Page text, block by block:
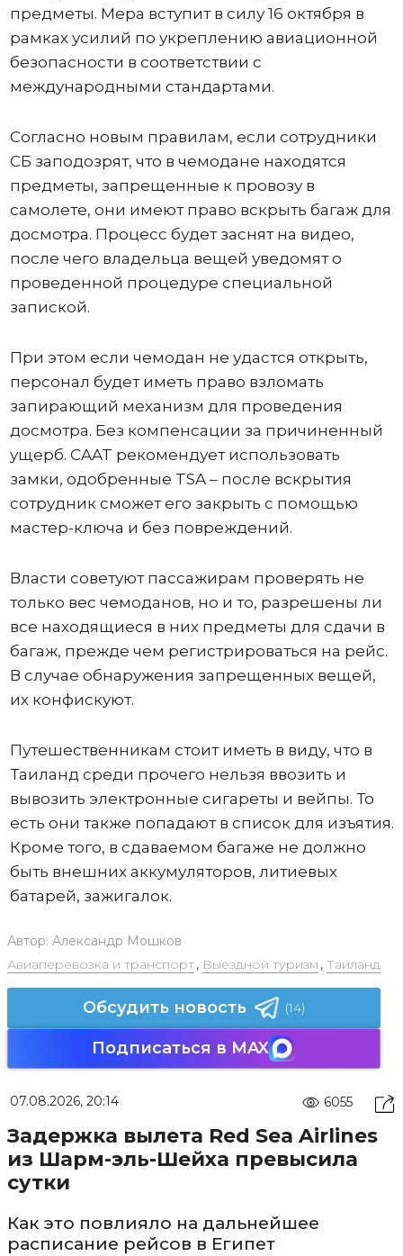
предметы. Мера вступит в силу 16 октября в
рамках усилий по укреплению авиационной
безопасности в соответствии с
международными стандартами.
Согласно новым правилам, если сотрудники
СБ заподозрят, что в чемодане ​​находятся
предметы, запрещенные к провозу в
самолете, они имеют право вскрыть багаж для
досмотра. Процесс будет заснят на видео,
после чего владельца вещей уведомят о
проведенной процедуре специальной
запиской.
При этом если чемодан не удастся открыть,
персонал будет иметь право взломать
запирающий механизм для проведения
досмотра. Без компенсации за причиненный
ущерб. CAAT рекомендует использовать
замки, одобренные TSA – после вскрытия
сотрудник сможет его закрыть с помощью
мастер-ключа и без повреждений.
Власти советуют пассажирам проверять не
только вес чемоданов, но и то, разрешены ли
все находящиеся в них предметы для сдачи в
багаж, прежде чем регистрироваться на рейс.
В случае обнаружения запрещенных вещей,
их конфискуют.
Путешественникам стоит иметь в виду, что в
Таиланд среди прочего нельзя ввозить и
вывозить электронные сигареты и вейпы. То
есть они также попадают в список для изъятия.
Кроме того, в сдаваемом багаже не должно
быть внешних аккумуляторов, литиевых
батарей, зажигалок.
Автор: Александр Мошков
Авиаперевозка и транспорт, Выездной туризм , Таиланд
Обсудить новость (14)
Подписаться в MAX
07.08.2026, 20:14 6055
Задержка вылета Red Sea Airlines
из Шарм-эль-Шейха превысила
сутки
Как это повлияло на дальнейшее
расписание рейсов в Египет